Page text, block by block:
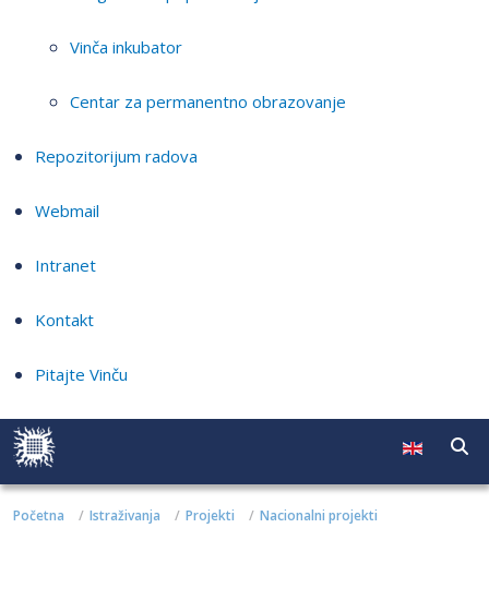
Vinča inkubator
Centar za permanentno obrazovanje
Repozitorijum radova
Webmail
Intranet
Kontakt
Pitajte Vinču
Početna Istraživanja Projekti Nacionalni projekti